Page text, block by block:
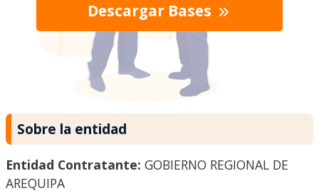
Descargar Bases
Sobre la entidad
Entidad Contratante: GOBIERNO REGIONAL DE
AREQUIPA